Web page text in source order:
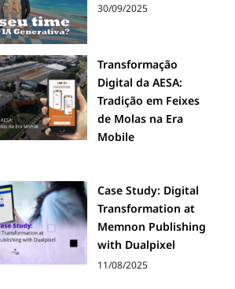
30/09/2025
Transformação
Digital da AESA:
Tradição em Feixes
de Molas na Era
Mobile
Case Study: Digital
Transformation at
Memnon Publishing
with Dualpixel
11/08/2025